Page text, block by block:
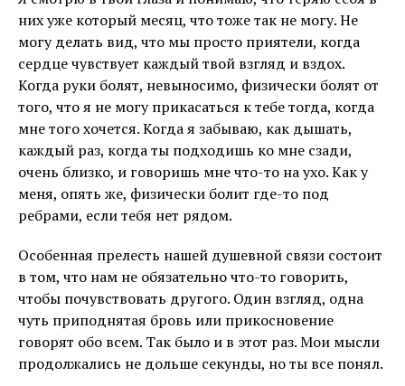
них уже который месяц, что тоже так не могу. Не
могу делать вид, что мы просто приятели, когда
сердце чувствует каждый твой взгляд и вздох.
Когда руки болят, невыносимо, физически болят от
того, что я не могу прикасаться к тебе тогда, когда
мне того хочется. Когда я забываю, как дышать,
каждый раз, когда ты подходишь ко мне сзади,
очень близко, и говоришь мне что-то на ухо. Как у
меня, опять же, физически болит где-то под
ребрами, если тебя нет рядом.
Особенная прелесть нашей душевной связи состоит
в том, что нам не обязательно что-то говорить,
чтобы почувствовать другого. Один взгляд, одна
чуть приподнятая бровь или прикосновение
говорят обо всем. Так было и в этот раз. Мои мысли
продолжались не дольше секунды, но ты все понял.